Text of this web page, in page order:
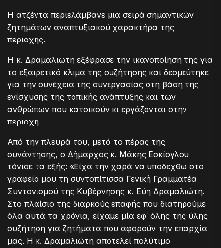
Η ατζέντα περιελάμβανε μια σειρά σημαντικών
ζητημάτων αναπτυξιακού χαρακτήρα της
περιοχής.
Η κ. Δραμαλιωτη εξέφρασε την ικανοποίηση της για
το εξαιρετικό κλίμα της συζήτησης και δεσμεύτηκε
για την συνέχεια της συνεργασίας στη βάση της
ενίσχυσης της τοπικής ανάπτυξης και των
ανθρώπων που κατοικούν κι εργάζονται στην
περιοχή.
Από την πλευρά του, μετά το πέρας της
συνάντησης, ο Δήμαρχος κ. Μάκης Εσκίογλου
τόνισε τα εξής: «Είχα την χαρά να υποδεχθώ στο
γραφείο μου τη συντοπίτισσα Γενική Γραμματέα
Συντονισμού της Κυβέρνησης κ. Εύη Δραμαλιώτη.
Στο πλαίσιο της διαρκούς επαφής που διατηρούμε
όλα αυτά τα χρόνια, είχαμε μία εφ’ όλης της ύλης
συζήτηση για ζητήματα που αφορούν την επαρχία
μας. Η κ. Δραμαλιώτη αποτελεί πολύτιμο